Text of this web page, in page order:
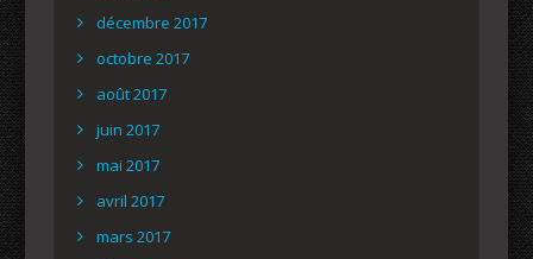
décembre 2017
octobre 2017
août 2017
juin 2017
mai 2017
avril 2017
mars 2017